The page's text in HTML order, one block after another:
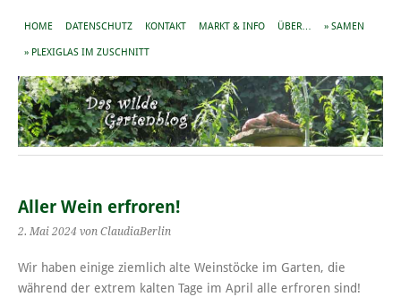
HOME DATENSCHUTZ KONTAKT MARKT & INFO ÜBER… » SAMEN
» PLEXIGLAS IM ZUSCHNITT
Aller Wein erfroren!
2. Mai 2024 von ClaudiaBerlin
Wir haben einige ziemlich alte Weinstöcke im Garten, die
während der extrem kalten Tage im April alle erfroren sind!